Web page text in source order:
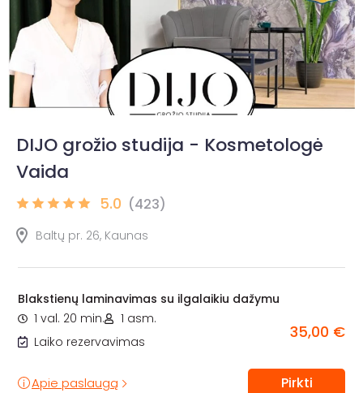
DIJO grožio studija - Kosmetologė
Vaida
5.0 (423)
Baltų pr. 26, Kaunas
Blakstienų laminavimas su ilgalaikiu dažymu
1 val. 20 min.
1 asm.
Laiko rezervavimas
35,00 €
Apie paslaugą Pirkti